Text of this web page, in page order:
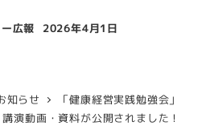
広報 2026年4月1日
知らせ
「健康経営実践勉強会」
講演動画・資料が公開されました！